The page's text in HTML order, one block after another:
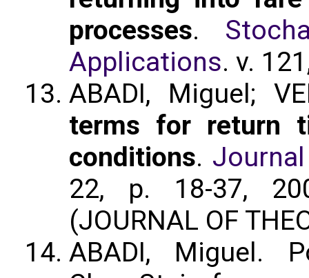
processes.
Applications. v.
ABADI, Miguel;
terms for return
conditions.
22, p. 18-37,
(JOURNAL OF
ABADI, Miguel.